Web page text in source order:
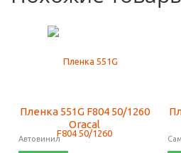
Пленка 551G F804 50/1260
Oracal
Автовинил